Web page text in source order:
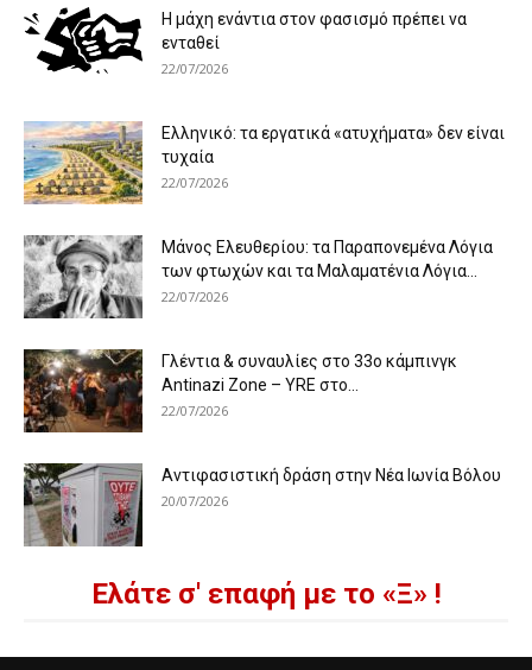
Η μάχη ενάντια στον φασισμό πρέπει να
ενταθεί
22/07/2026
Ελληνικό: τα εργατικά «ατυχήματα» δεν είναι
τυχαία
22/07/2026
Μάνος Ελευθερίου: τα Παραπονεμένα Λόγια
των φτωχών και τα Μαλαματένια Λόγια...
22/07/2026
Γλέντια & συναυλίες στο 33ο κάμπινγκ
Antinazi Zone – YRE στο...
22/07/2026
Αντιφασιστική δράση στην Νέα Ιωνία Βόλου
20/07/2026
Ελάτε σ' επαφή με το «Ξ» !